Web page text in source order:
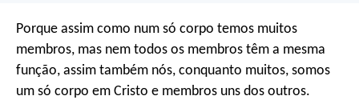
Porque assim como num só corpo temos muitos
membros, mas nem todos os membros têm a mesma
função, assim também nós, conquanto muitos, somos
um só corpo em Cristo e membros uns dos outros.